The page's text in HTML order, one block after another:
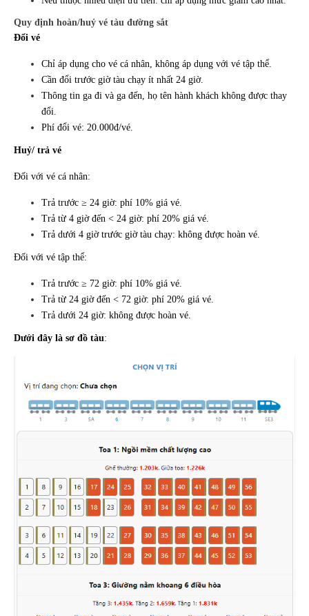
Quy định hoàn/huỷ vé tàu đường sắt
Đổi vé
Chỉ áp dụng cho vé cá nhân, không áp dụng với vé tập thể.
Cần đổi trước giờ tàu chạy ít nhất 24 giờ.
Thông tin ga đi và ga đến, họ tên hành khách không được thay
đổi.
Phí đổi vé: 20.000đ/vé.
Huỷ/ trả vé
Đối với vé cá nhân:
Trả trước ≥ 24 giờ: phí 10% giá vé.
Trả từ 4 giờ đến < 24 giờ: phí 20% giá vé.
Trả dưới 4 giờ trước giờ tàu chạy: không được hoàn vé.
Đối với vé tập thể:
Trả trước ≥ 72 giờ: phí 10% giá vé.
Trả từ 24 giờ đến < 72 giờ: phí 20% giá vé.
Trả dưới 24 giờ: không được hoàn vé.
Dưới đây là sơ đồ tàu: